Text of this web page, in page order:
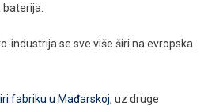
industrija se sve više širi na evropska
fabriku u Mađarskoj, uz druge